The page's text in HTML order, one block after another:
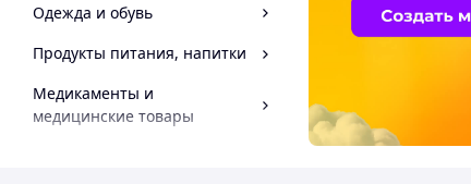
Одежда и обувь
Продукты питания, напитки
Медикаменты и
медицинские товары